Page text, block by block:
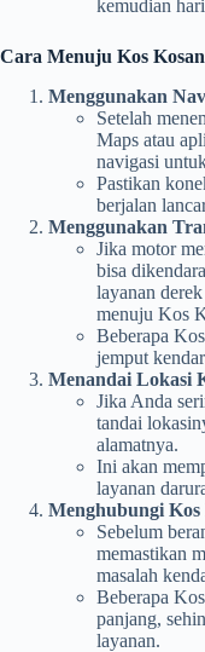
kemudian
Cara Menuju Kos
Menggunakan
Setelah
Maps atau
navigasi
Pastikan
berjalan
Menggunakan
Jika motor
bisa
layanan
menuju Kos
Beberapa
jemput
Menandai Lokasi
Jika Anda
tandai
alamatnya.
Ini akan
layanan
Menghubungi
Sebelum
memastikan
masalah
Beberapa
panjang,
layanan.